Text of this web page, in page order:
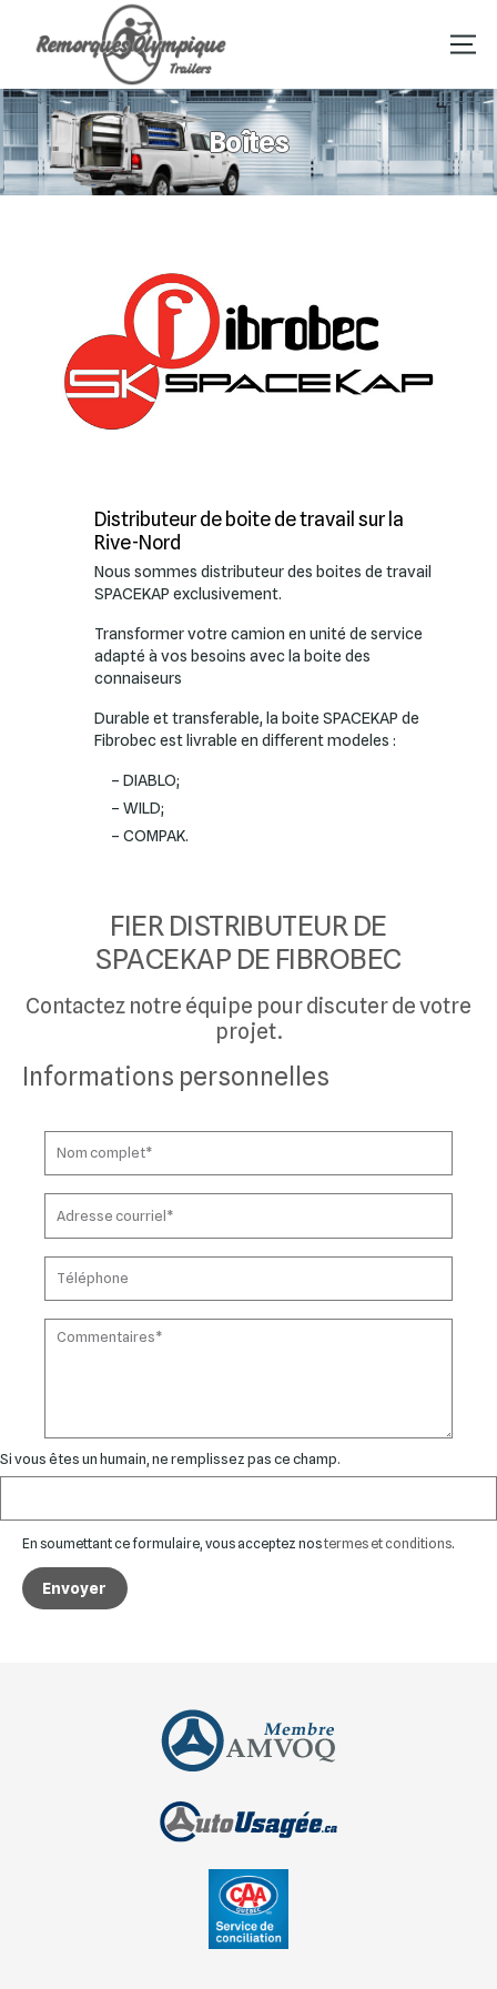
Boîtes
Distributeur de boite de travail sur la
Rive-Nord
Nous sommes distributeur des boites de travail
SPACEKAP exclusivement.
Transformer votre camion en unité de service
adapté à vos besoins avec la boite des
connaiseurs
Durable et transferable, la boite SPACEKAP de
Fibrobec est livrable en different modeles :
– DIABLO;
– WILD;
– COMPAK.
FIER DISTRIBUTEUR DE
SPACEKAP DE FIBROBEC
Contactez notre équipe pour discuter de votre
projet.
Informations personnelles
Si vous êtes un humain, ne remplissez pas ce champ.
En soumettant ce formulaire, vous acceptez nostermes et conditions.
Envoyer